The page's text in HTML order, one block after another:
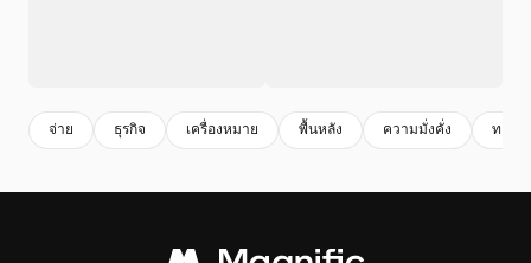
จ่าย ธุรกิจ เครื่องหมาย พื้นหลัง ความมั่งคั่ง ทองคํ